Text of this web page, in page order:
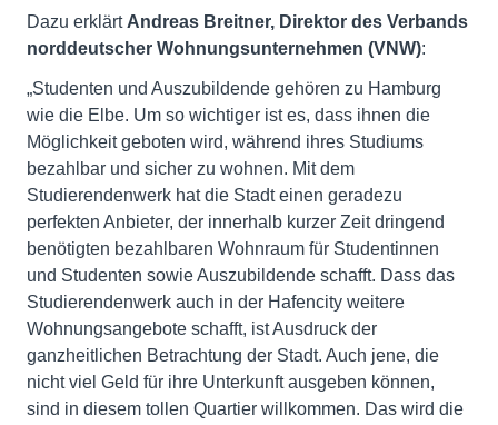
Dazu erklärt Andreas Breitner, Direktor des Verbands
norddeutscher Wohnungsunternehmen (VNW):
„Studenten und Auszubildende gehören zu Hamburg
wie die Elbe. Um so wichtiger ist es, dass ihnen die
Möglichkeit geboten wird, während ihres Studiums
bezahlbar und sicher zu wohnen. Mit dem
Studierendenwerk hat die Stadt einen geradezu
perfekten Anbieter, der innerhalb kurzer Zeit dringend
benötigten bezahlbaren Wohnraum für Studentinnen
und Studenten sowie Auszubildende schafft. Dass das
Studierendenwerk auch in der Hafencity weitere
Wohnungsangebote schafft, ist Ausdruck der
ganzheitlichen Betrachtung der Stadt. Auch jene, die
nicht viel Geld für ihre Unterkunft ausgeben können,
sind in diesem tollen Quartier willkommen. Das wird die